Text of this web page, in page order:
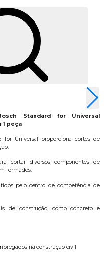
Standard for Universal
1 peça
Universal proporciona cortes de
cortar diversos componentes de
formados.
pelo centro de competência de
de construção, como concreto e
na construçao civil